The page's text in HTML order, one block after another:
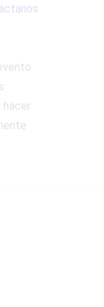
hacer